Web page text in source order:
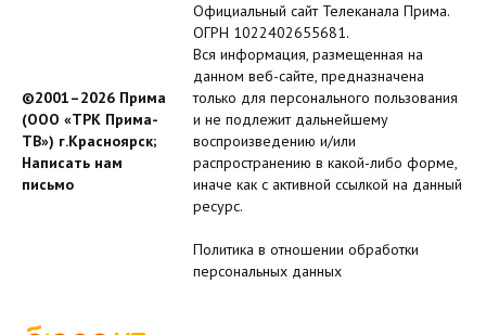
©2001–2026 Прима
(ООО «ТРК Прима-
ТВ») г.Красноярск;
Написать нам
письмо
Официальный сайт Телеканала Прима.
ОГРН 1022402655681.
Вся информация, размещенная на
данном веб-сайте, предназначена
только для персонального пользования
и не подлежит дальнейшему
воспроизведению и/или
распространению в какой-либо форме,
иначе как с активной ссылкой на данный
ресурс.
Политика в отношении обработки
персональных данных